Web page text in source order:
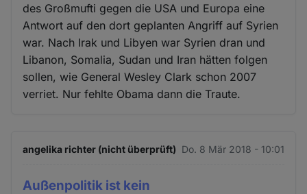
des Großmufti gegen die USA und Europa eine
Antwort auf den dort geplanten Angriff auf Syrien
war. Nach Irak und Libyen war Syrien dran und
Libanon, Somalia, Sudan und Iran hätten folgen
sollen, wie General Wesley Clark schon 2007
verriet. Nur fehlte Obama dann die Traute.
angelika richter (nicht überprüft) Do. 8 Mär 2018 - 10:01
Außenpolitik ist kein